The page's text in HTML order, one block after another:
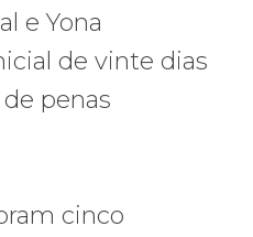
e Yona
de vinte dias
penas
cinco